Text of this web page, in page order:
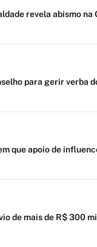
revela abismo na
para gerir verba
que apoio de
de mais de R$ 300